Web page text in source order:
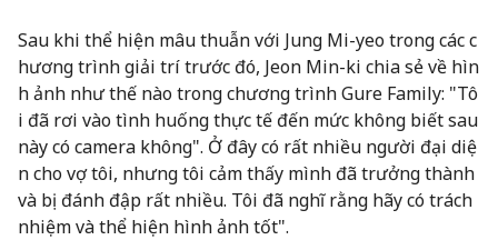
Sau khi thể hiện mâu thuẫn với Jung Mi-yeo trong các c
hương trình giải trí trước đó, Jeon Min-ki chia sẻ về hìn
h ảnh như thế nào trong chương trình Gure Family: "Tô
i đã rơi vào tình huống thực tế đến mức không biết sau
này có camera không". Ở đây có rất nhiều người đại diệ
n cho vợ tôi, nhưng tôi cảm thấy mình đã trưởng thành
và bị đánh đập rất nhiều. Tôi đã nghĩ rằng hãy có trách
nhiệm và thể hiện hình ảnh tốt".